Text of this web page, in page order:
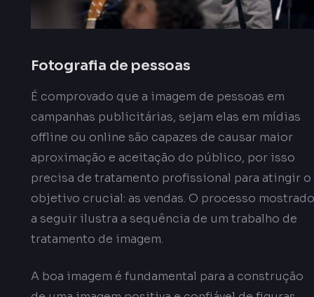
Fotografia de pessoas
É comprovado que a imagem de pessoas em
campanhas publicitárias, sejam elas em mídias
offline ou online são capazes de causar maior
aproximação e aceitação do público, por isso
precisa de tratamento profissional para atingir o
objetivo crucial: as vendas. O processo mostrado
a seguir ilustra a sequência de um trabalho de
tratamento de imagem.
A boa imagem é fundamental para a construção